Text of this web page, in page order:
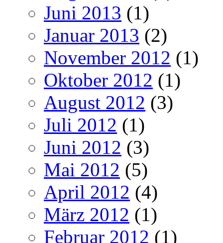
Juni 2013 (1)
Januar 2013 (2)
November 2012 (1)
Oktober 2012 (1)
August 2012 (3)
Juli 2012 (1)
Juni 2012 (3)
Mai 2012 (5)
April 2012 (4)
März 2012 (1)
Februar 2012 (1)